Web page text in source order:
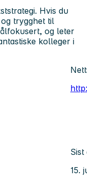
Hvis du
trygghet til
og leter
kolleger i
Sist
15.